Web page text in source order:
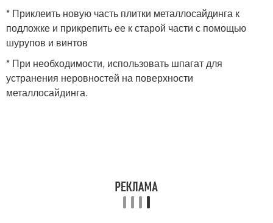
* Приклеить новую часть плитки металлосайдинга к
подложке и прикрепить ее к старой части с помощью
шурупов и винтов
* При необходимости, использовать шпагат для
устранения неровностей на поверхности
металлосайдинга.